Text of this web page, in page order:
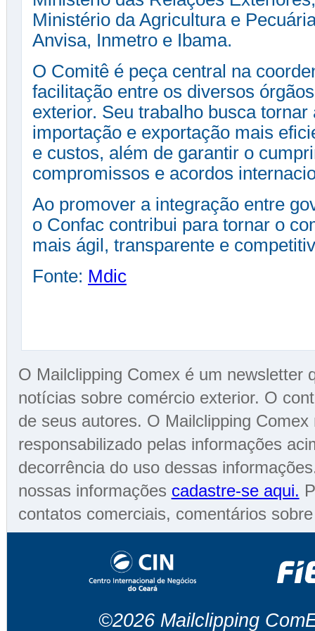
Ministério da Agricultura e
Anvisa, Inmetro e Ibama.
O Comitê é peça central na
facilitação entre os diversos
exterior. Seu trabalho busca tornar
importação e exportação mais
e custos, além de garantir o
compromissos e acordos
Ao promover a integração entre
o Confac contribui para tornar o
mais ágil, transparente e
Fonte: Mdic
O Mailclipping Comex é um newsletter
notícias sobre comércio exterior. O
de seus autores. O Mailclipping
responsabilizado pelas informações
decorrência do uso dessas
nossas informações cadastre-se aqui.
contatos comerciais, comentários
©2026 Mailclipping